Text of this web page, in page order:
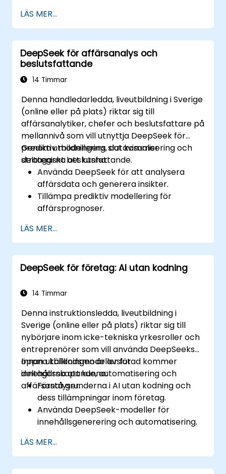
Integrera AI-verktyg i befintliga
innehållshanteringssystem.
Förbättra kreativitet och effektivitet
genom AI-drivet idégenerering och
strukturering.
LÄS MER...
DeepSeek för affärsanalys och
beslutsfattande
14 Timmar
Denna handledarledda, liveutbildning i Sverige
(online eller på plats) riktar sig till
affärsanalytiker, chefer och beslutsfattare på
mellannivå som vill utnyttja DeepSeek för
prediktiv modellering, datavisualisering och
strategiskt beslutsfattande.
Genom utbildningens slut kommer
deltagarna att kunna:
Använda DeepSeek för att analysera
affärsdata och generera insikter.
Tillämpa prediktiv modellering för
affärsprognoser.
affärsintelligensflöden.
Förbättra beslutsfattandet med AI-
drivna analyser.
LÄS MER...
DeepSeek för företag: AI utan kodning
14 Timmar
Denna instruktionsledda, liveutbildning i
Sverige (online eller på plats) riktar sig till
nybörjare inom icke-tekniska yrkesroller och
entreprenörer som vill använda DeepSeeks
öppna källkodsmodeller för
innehållsskapande, automatisering och
affärsanalyser.
Innan utbildningen är avslutad kommer
deltagarna att kunna:
Förstå grunderna i AI utan kodning och
dess tillämpningar inom företag.
Använda DeepSeek-modeller för
innehållsgenerering och automatisering.
arbetsflöden med hjälp av plattformar
som Zapier, Make och Notion.
Analysera affärsdata och generera
LÄS MER...